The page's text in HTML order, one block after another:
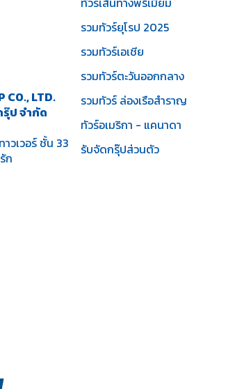
CO., LTD.
ป จำกัด
วเวอร์ ชั้น 33
ก
รวมทัวร์ยุโรป 2025
รวมทัวร์เอเชีย
รวมทัวร์ตะวันออกกลาง
รวมทัวร์ ล่องเรือสำราญ
ทัวร์อเมริกา - แคนาดา
รับจัดกรุ๊ปส่วนตัว